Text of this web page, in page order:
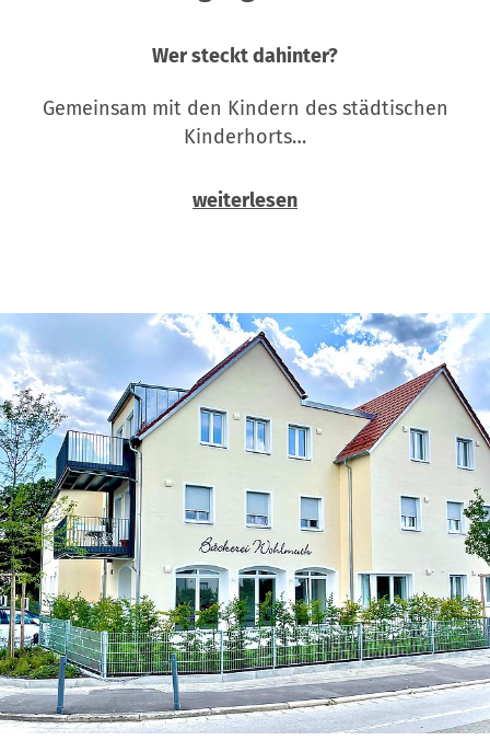
Wer steckt dahinter?
Gemeinsam mit den Kindern des städtischen
Kinderhorts…
weiterlesen